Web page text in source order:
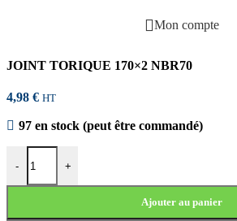
Mon compte
JOINT TORIQUE 170×2 NBR70
4,98 € HT
97 en stock (peut être commandé)
-
quantité de JOINT TORIQUE 170x2 NBR70
+
Ajouter au panier